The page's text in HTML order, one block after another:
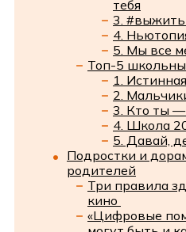
тебя
3.
4.
5. Мы все
Топ-5
1.
2.
3. Кто ты
4. Школа
5. Давай,
Подростки и
родителей
Три правила
кино
«Цифровые